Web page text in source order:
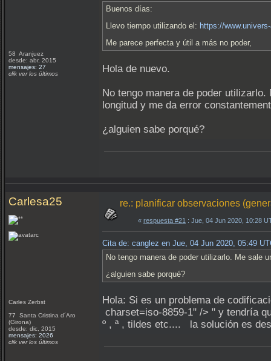
58 Aranjuez
desde: abr, 2015
mensajes: 27
clik ver los últimos
Buenos días:
Llevo tiempo utilizando el: https://
Me parece perfecta y útil a más no poder,
Hola de nuevo.
No tengo manera de poder
longitud y me da error
¿alguien sabe porqué?
Carlesa25
Carles Zerbst
77 Santa Cristina d´Aro
(Girona)
desde: dic, 2015
mensajes: 2026
clik ver los últimos
re.: planificar observaciones
« respuesta #21 : Jue, 04 Jun 2020, 10:28
Cita de: canglez en Jue, 04 Jun 2020, 05:49
No tengo manera de poder utilizarlo. Me sale
¿alguien sabe porqué?
Hola: Si es un problema de
charset=iso-8859-1" /> " y tendría
º , ª , tildes etc.... la solución es